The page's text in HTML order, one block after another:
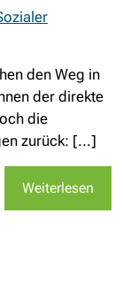
den Weg in
der direkte
die
zurück: [...]
Weiterlesen